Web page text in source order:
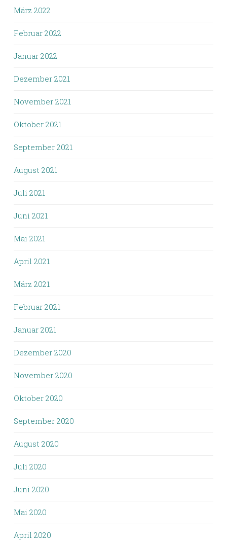
März 2022
Februar 2022
Januar 2022
Dezember 2021
November 2021
Oktober 2021
September 2021
August 2021
Juli 2021
Juni 2021
Mai 2021
April 2021
März 2021
Februar 2021
Januar 2021
Dezember 2020
November 2020
Oktober 2020
September 2020
August 2020
Juli 2020
Juni 2020
Mai 2020
April 2020